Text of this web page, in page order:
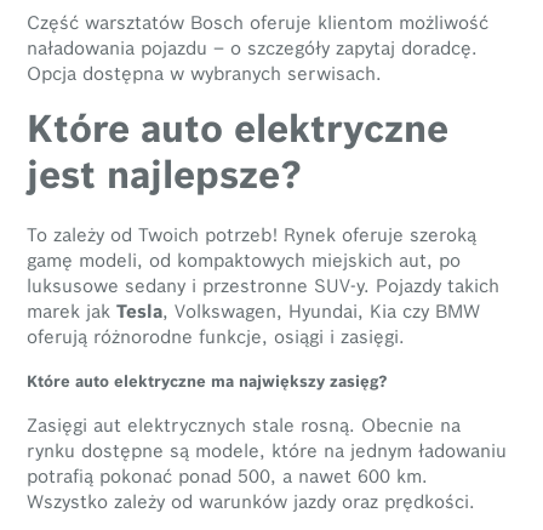
Część warsztatów Bosch oferuje klientom możliwość
naładowania pojazdu – o szczegóły zapytaj doradcę.
Opcja dostępna w wybranych serwisach.
Które auto elektryczne
jest najlepsze?
To zależy od Twoich potrzeb! Rynek oferuje szeroką
gamę modeli, od kompaktowych miejskich aut, po
luksusowe sedany i przestronne SUV-y. Pojazdy takich
marek jak Tesla, Volkswagen, Hyundai, Kia czy BMW
oferują różnorodne funkcje, osiągi i zasięgi.
Które auto elektryczne ma największy zasięg?
Zasięgi aut elektrycznych stale rosną. Obecnie na
rynku dostępne są modele, które na jednym ładowaniu
potrafią pokonać ponad 500, a nawet 600 km.
Wszystko zależy od warunków jazdy oraz prędkości.